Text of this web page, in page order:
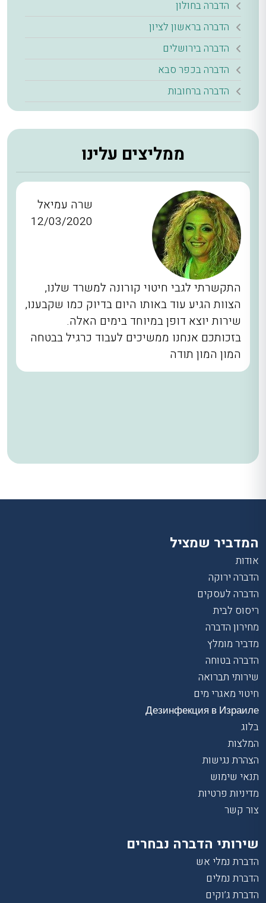
הדברה בחולון
הדברה בראשון לציון
הדברה בירושלים
הדברה בכפר סבא
הדברה ברחובות
ממליצים עלינו
שרה עמיאל
12/03/2020
התקשרתי לגבי חיטוי קורונה למשרד שלנו,
הצוות הגיע עוד באותו היום בדיוק כמו שקבענו,
שירות יוצא דופן במיוחד בימים האלה.
בזכותכם אנחנו ממשיכים לעבוד כרגיל בבטחה
המון המון תודה
המדביר שמציל
אודות
הדברה ירוקה
הדברה לעסקים
ריסוס לבית
מחירון הדברה
מדביר מומלץ
הדברה בטוחה
שירותי תברואה
חיטוי מאגרי מים
Дезинфекция в Израиле
בלוג
המלצות
הצהרת נגישות
תנאי שימוש
מדיניות פרטיות
צור קשר
שירותי הדברה נבחרים
הדברת נמלי אש
הדברת נמלים
הדברת ג’וקים